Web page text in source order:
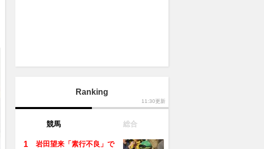
Ranking
11:30更新
競馬 総合
岩田望来「素行不良」で